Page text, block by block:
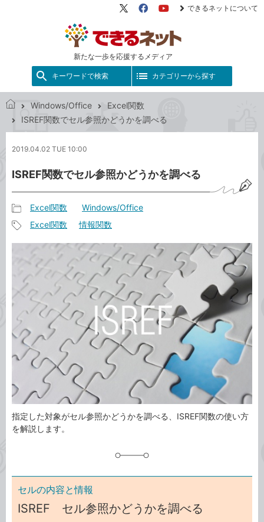
新たな一歩を応援するメディア
X（旧
FacebookYouTube
できるネットについて
キーワードで検索 カテゴリーから探す
で
ネ
ト
Windows/Office
Excel関数
ISREF関数でセル参照かどうかを調べる
2019.04.02 TUE 10:00
ISREF関数でセル参照かどうかを調べる
事
カ
テ
ゴ
リ
Excel関数 Windows/Office
タ
グ
Excel関数 情報関数
指定した対象がセル参照かどうかを調べる、ISREF関数の使い方
を解説します。
セルの内容と情報
ISREF セル参照かどうかを調べる